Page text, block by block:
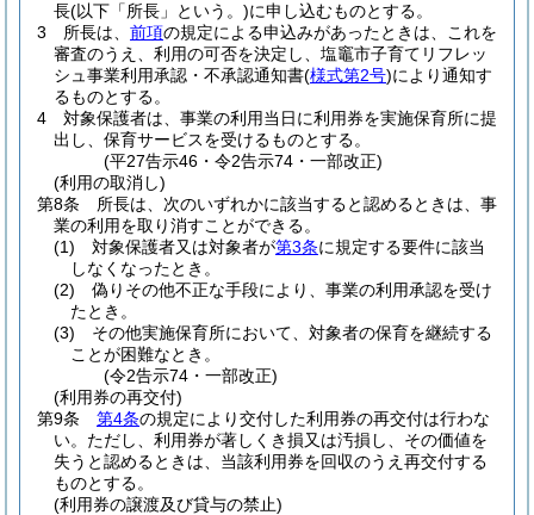
長(以下「所長」という。)に申し込むものとする。
3
所長は、 前項の規定による申込みがあったときは、これを
審査のうえ、利用の可否を決定し、塩竈市子育てリフレッ
シュ事業利用承認・不承認通知書(様式第2号)により通知す
るものとする。
4
対象保護者は、事業の利用当日に利用券を実施保育所に提
出し、保育サービスを受けるものとする。
(平27告示46・令2告示74・一部改正)
(利用の取消し)
第8条
所長は、次のいずれかに該当すると認めるときは、事
業の利用を取り消すことができる。
(1)
対象保護者又は対象者が第3条に規定する要件に該当
しなくなったとき。
(2)
偽りその他不正な手段により、事業の利用承認を受け
たとき。
(3)
その他実施保育所において、対象者の保育を継続する
ことが困難なとき。
(令2告示74・一部改正)
(利用券の再交付)
第9条
第4条の規定により交付した利用券の再交付は行わな
い。 ただし、利用券が著しくき損又は汚損し、その価値を
失うと認めるときは、当該利用券を回収のうえ再交付する
ものとする。
(利用券の譲渡及び貸与の禁止)